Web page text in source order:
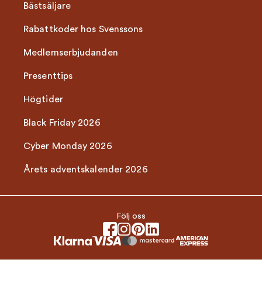
Bästsäljare
Rabattkoder hos Svenssons
Medlemserbjudanden
Presenttips
Högtider
Black Friday 2026
Cyber Monday 2026
Årets adventskalender 2026
Följ oss